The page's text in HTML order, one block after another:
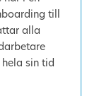
till
alla
sin tid